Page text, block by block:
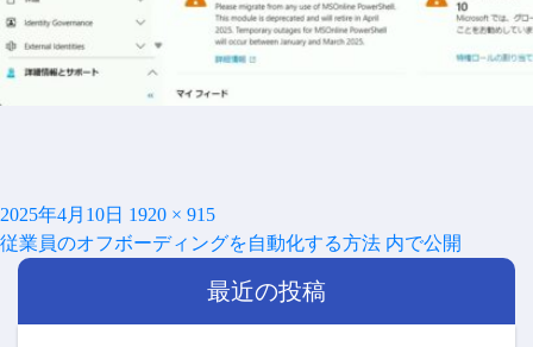
投
稿
日:
2025年4月10日 フ
ル
ズ
1920 × 915
投
従業員のオフボーディングを自動化する方法 内で公開
最近の投稿